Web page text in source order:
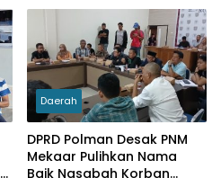
Daerah
DPRD Polman Desak PNM
Mekaar Pulihkan Nama
Baik Nasabah Korban